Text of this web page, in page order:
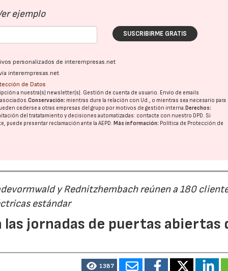
ejemplo
SUSCRIBIRME GRATIS
personalizados de interempresas.net
interempresas.net
de Datos
a nuestra(s) newsletter(s). Gestión de cuenta de usuario. Envío de emails
Conservación: mientras dure la relación con Ud., o mientras sea necesario para
cederse a otras empresas del grupo por motivos de gestión interna.Derechos:
del tratatamiento y decisiones automatizadas: contacte con nuestro DPD. Si
puede presentar reclamación ante laAEPD.Más información: Política de Protección de
y Rednitzhembach reúnen a 180
estándar
jornadas de puertas abiertas
1387